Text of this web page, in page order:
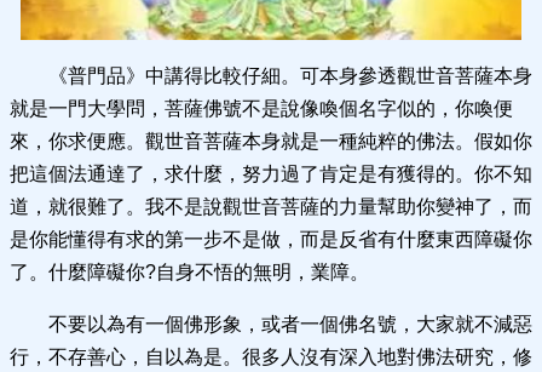
《普門品》中講得比較仔細。可本身參透觀世音菩薩本身
就是一門大學問，菩薩佛號不是說像喚個名字似的，你喚便
來，你求便應。觀世音菩薩本身就是一種純粹的佛法。假如你
把這個法通達了，求什麼，努力過了肯定是有獲得的。你不知
道，就很難了。我不是說觀世音菩薩的力量幫助你變神了，而
是你能懂得有求的第一步不是做，而是反省有什麼東西障礙你
了。什麼障礙你?自身不悟的無明，業障。
不要以為有一個佛形象，或者一個佛名號，大家就不減惡
行，不存善心，自以為是。很多人沒有深入地對佛法研究，修